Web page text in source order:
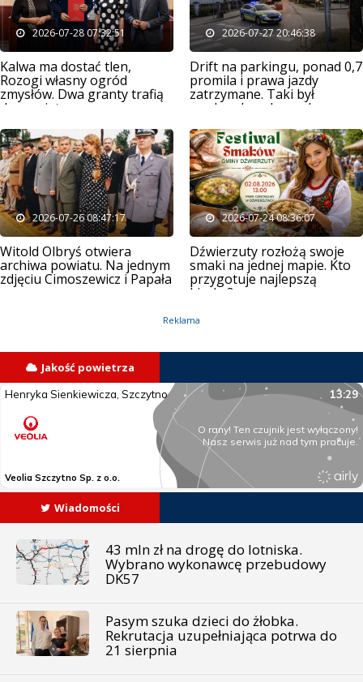
2026-07-28 07:32:51
Kalwa ma dostać tlen,
Rozogi własny ogród
zmysłów. Dwa granty trafią
do powiatu
2026-07-27 20:46:38
Drift na parkingu, ponad 0,7
promila i prawa jazdy
zatrzymane. Taki był
weekend na drogach
2026-07-26 08:47:17
Witold Olbryś otwiera
archiwa powiatu. Na jednym
zdjęciu Cimoszewicz i Papała
2026-07-24 08:36:07
Dźwierzuty rozłożą swoje
smaki na jednej mapie. Kto
przygotuje najlepszą
kiszkę?
Reklama
Jakość powietrza
Wiadomości
43 mln zł na drogę do lotniska.
Wybrano wykonawcę przebudowy
DK57
Pasym szuka dzieci do żłobka.
Rekrutacja uzupełniająca potrwa do
21 sierpnia